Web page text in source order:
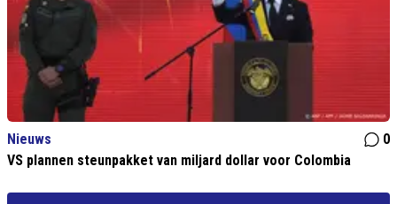
Nieuws
0
VS plannen steunpakket van miljard dollar voor Colombia